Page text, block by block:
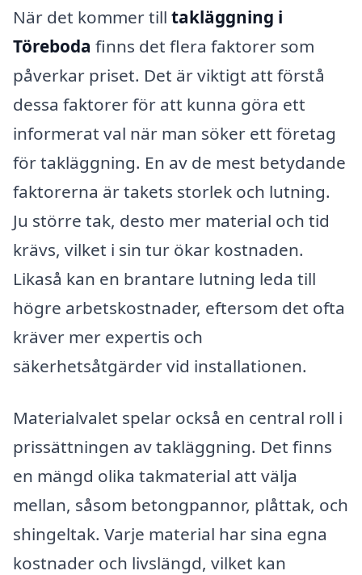
När det kommer till takläggning i
Töreboda finns det flera faktorer som
påverkar priset. Det är viktigt att förstå
dessa faktorer för att kunna göra ett
informerat val när man söker ett företag
för takläggning. En av de mest betydande
faktorerna är takets storlek och lutning.
Ju större tak, desto mer material och tid
krävs, vilket i sin tur ökar kostnaden.
Likaså kan en brantare lutning leda till
högre arbetskostnader, eftersom det ofta
kräver mer expertis och
säkerhetsåtgärder vid installationen.
Materialvalet spelar också en central roll i
prissättningen av takläggning. Det finns
en mängd olika takmaterial att välja
mellan, såsom betongpannor, plåttak, och
shingeltak. Varje material har sina egna
kostnader och livslängd, vilket kan